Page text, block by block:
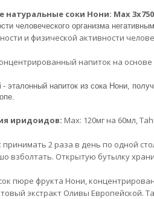
натуральные соки Нони: Max
человеческого организма
и физической активности
напиток на основе
- эталонный напиток из сока Нони,
иридоидов: Мах: 120мг на 60мл,
принимать 2 раза в день по одной
взболтать. Открытую бутылку
пюре фрукта Нони,
экстракт Оливы Европейской.